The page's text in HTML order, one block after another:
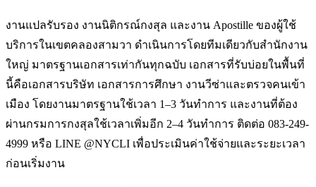
งานแปลรับรอง งานนิติกรณ์กงสุล และงาน Apostille ของผู้ใช้
บริการในเขตคลองสามวา ดำเนินการโดยทีมเดียวกับสำนักงาน
ใหญ่ มาตรฐานเอกสารเท่ากันทุกฉบับ เอกสารที่รับบ่อยในพื้นที่
นี้คือเอกสารบริษัท เอกสารการศึกษา งานวีซ่าและตรวจคนเข้า
เมือง โดยงานมาตรฐานใช้เวลา 1–3 วันทำการ และงานที่ต้อง
ผ่านกรมการกงสุลใช้เวลาเพิ่มอีก 2–4 วันทำการ ติดต่อ 083-249-
4999 หรือ LINE @NYCLI เพื่อประเมินค่าใช้จ่ายและระยะเวลา
ก่อนเริ่มงาน